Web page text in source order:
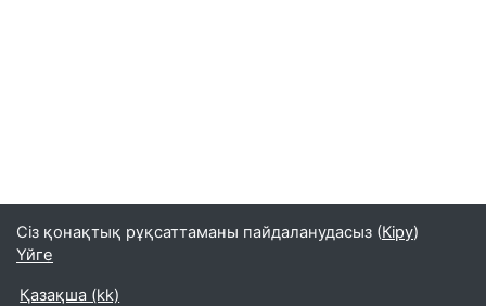
Сіз қонақтық рұқсаттаманы пайдаланудасыз (Кіру)
Үйге
Қазақша ‎(kk)‎